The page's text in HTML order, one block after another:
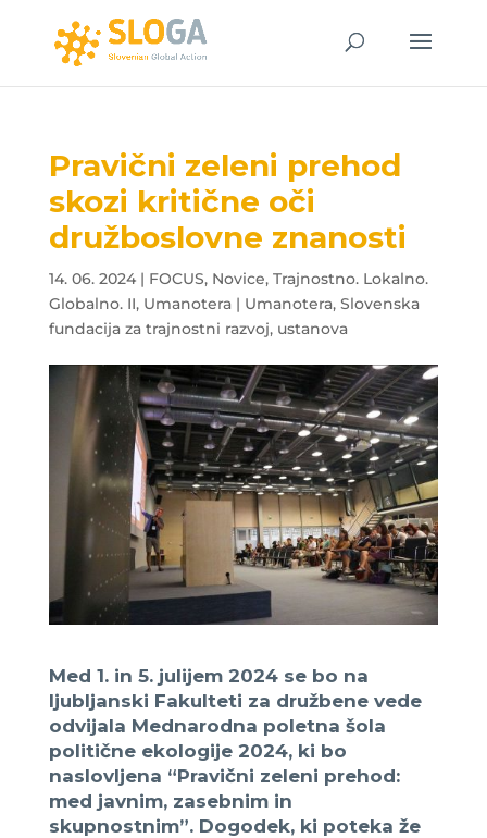
Pravični zeleni prehod
skozi kritične oči
družboslovne znanosti
14. 06. 2024| FOCUS, Novice, Trajnostno. Lokalno.
Globalno. II, Umanotera | Umanotera, Slovenska
fundacija za trajnostni razvoj, ustanova
Med 1. in 5. julijem 2024 se bo na
ljubljanski Fakulteti za družbene vede
odvijala Mednarodna poletna šola
politične ekologije 2024, ki bo
naslovljena “Pravični zeleni prehod:
med javnim, zasebnim in
skupnostnim”. Dogodek, ki poteka že